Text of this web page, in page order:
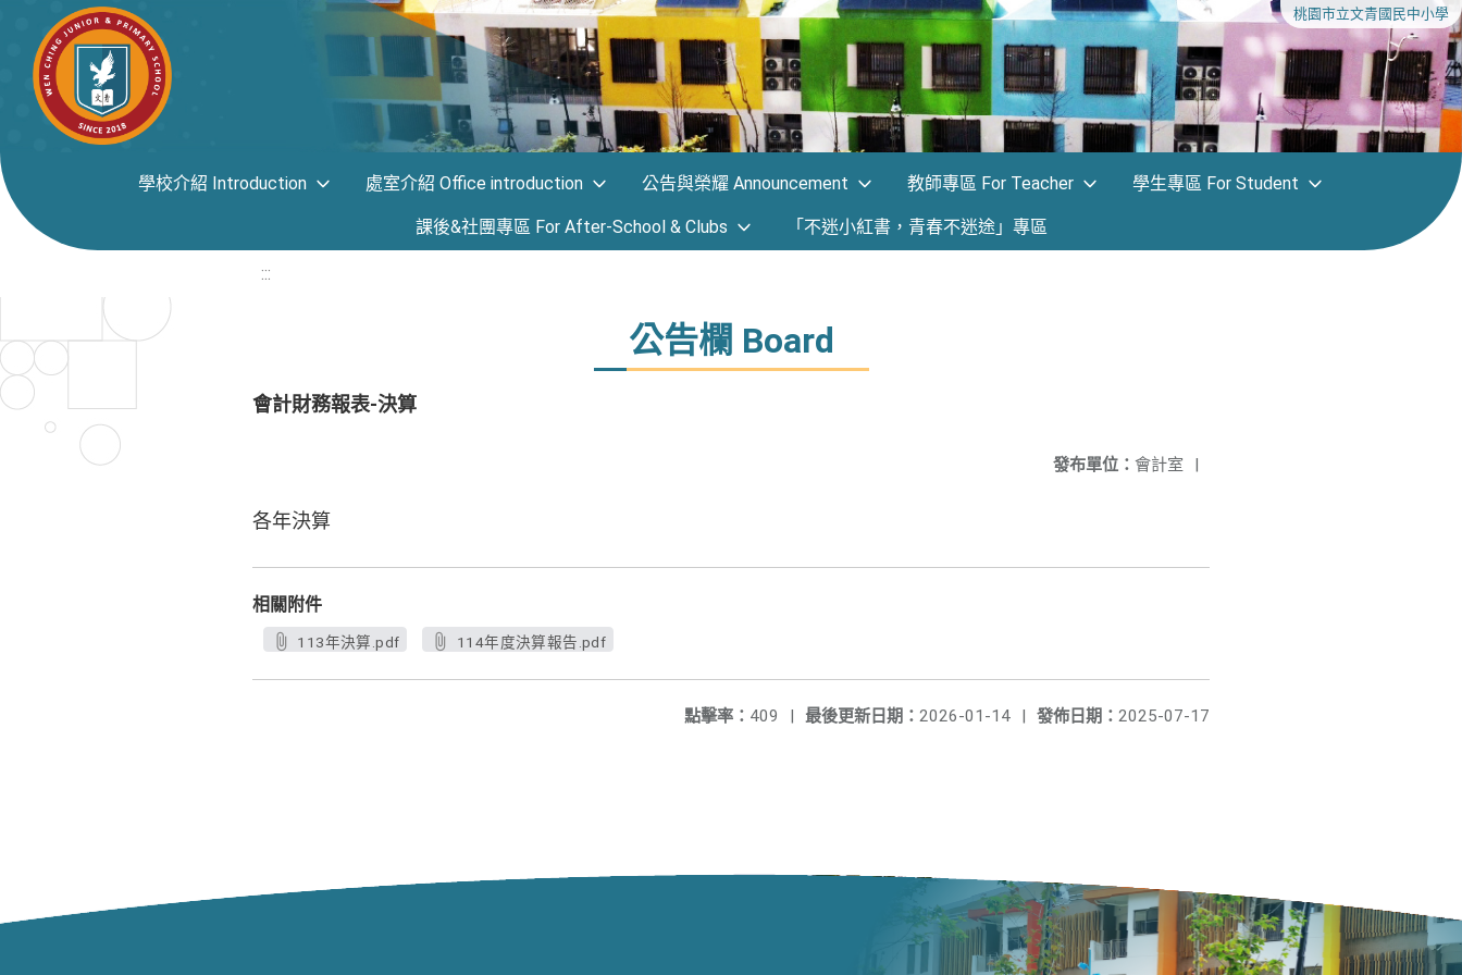
桃園市立文青國民中小學
學校介紹 Introduction 處室介紹 Office introduction 公告與榮耀 Announcement 教師專區 For Teacher 學生專區 For Student
課後&社團專區 For After-School & Clubs 「不迷小紅書，青春不迷途」專區
:::
公告欄 Board
會計財務報表-決算
發布單位： 會計室 |
各年決算
相關附件
113年決算.pdf 114年度決算報告.pdf
發佈日期： 2025-07-17
最後更新日期： 2026-01-14 |
點擊率： 409 |